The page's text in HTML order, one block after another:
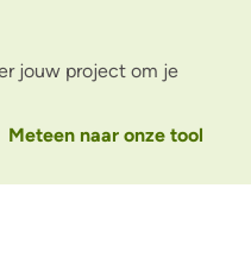
jouw project om je
Meteen naar onze tool